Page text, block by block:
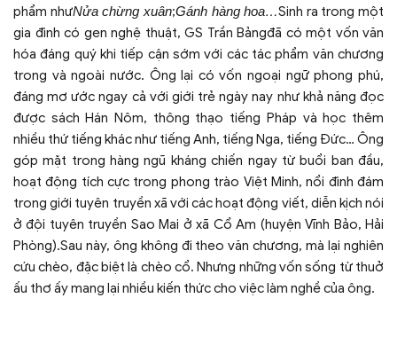
phẩm nhưNửa chừng xuân;Gánh hàng hoa…Sinh ra trong một
gia đình có gen nghệ thuật, GS Trần Bảngđã có một vốn văn
hóa đáng quý khi tiếp cận sớm với các tác phẩm văn chương
trong và ngoài nước. Ông lại có vốn ngoại ngữ phong phú,
đáng mơ ước ngay cả với giới trẻ ngày nay như khả năng đọc
được sách Hán Nôm, thông thạo tiếng Pháp và học thêm
nhiều thứ tiếng khác như tiếng Anh, tiếng Nga, tiếng Đức… Ông
góp mặt trong hàng ngũ kháng chiến ngay từ buổi ban đầu,
hoạt động tích cực trong phong trào Việt Minh, nổi đình đám
trong giới tuyên truyền xã với các hoạt động viết, diễn kịch nói
ở đội tuyên truyền Sao Mai ở xã Cổ Am (huyện Vĩnh Bảo, Hải
Phòng).Sau này, ông không đi theo văn chương, mà lại nghiên
cứu chèo, đặc biệt là chèo cổ. Nhưng những vốn sống từ thuở
ấu thơ ấy mang lại nhiều kiến thức cho việc làm nghề của ông.